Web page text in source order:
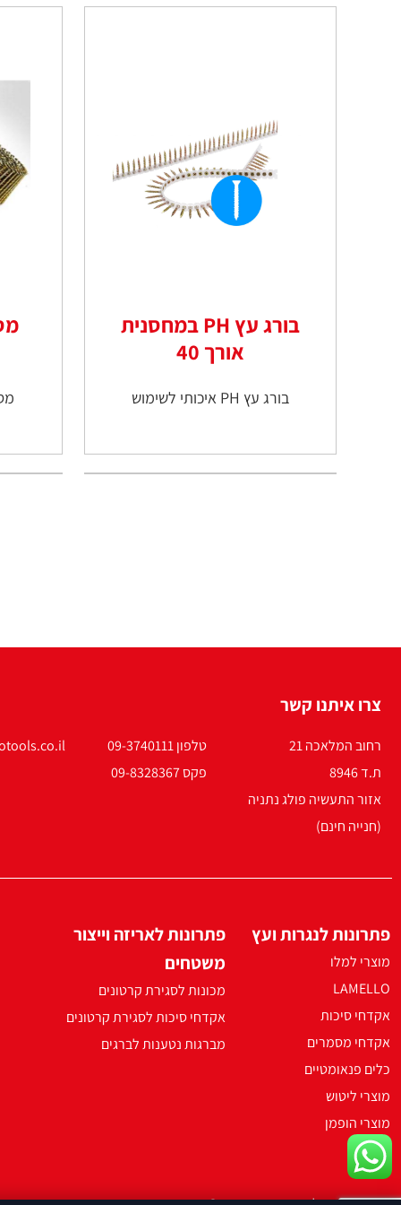
בורג עץ PH במחסנית
אורך 40
בורג עץ PH איכותי לשימוש
צרו איתנו קשר
רחוב המלאכה 21
ת.ד 8946
אזור התעשיה פולג נתניה
(חנייה חינם)
טלפון 09-3740111
פקס 09-8328367
פתרונות לנגרות ועץ
מוצרי למלו
LAMELLO
אקדחי סיכות
אקדחי מסמרים
כלים פנאומטיים
מוצרי ליטוש
מוצרי הופמן
פתרונות לאריזה וייצור
משטחים
מכונות לסגירת קרטונים
אקדחי סיכות לסגירת קרטונים
מברגות נטענות לברגים